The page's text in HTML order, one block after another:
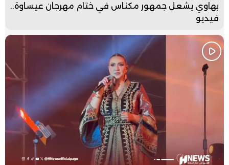
بهاوي يشعل جمهور مكناس في ختام مهرجان عيساوة..
فيديو